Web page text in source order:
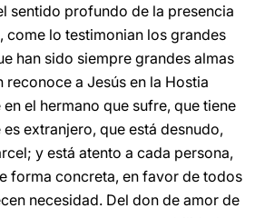
sentido profundo de la presencia
come lo testimonian los grandes
han sido siempre grandes almas
reconoce a Jesús en la Hostia
el hermano que sufre, que tiene
extranjero, que está desnudo,
y está atento a cada persona,
forma concreta, en favor de todos
necesidad. Del don de amor de